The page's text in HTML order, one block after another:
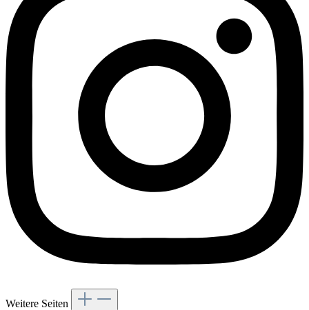
Weitere Seiten